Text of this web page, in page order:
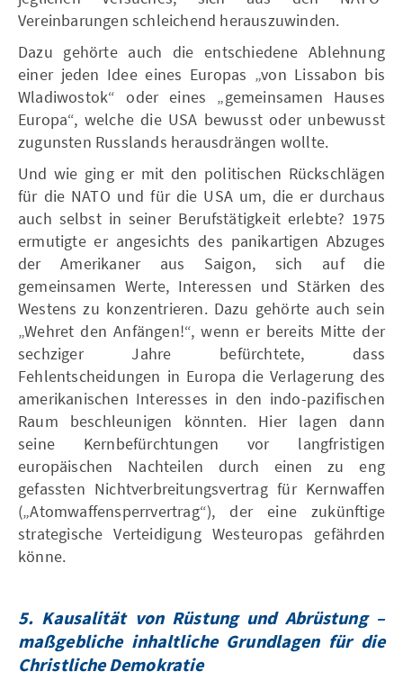
Vereinbarungen schleichend herauszuwinden.
Dazu gehörte auch die entschiedene Ablehnung
einer jeden Idee eines Europas „von Lissabon bis
Wladiwostok“ oder eines „gemeinsamen Hauses
Europa“, welche die USA bewusst oder unbewusst
zugunsten Russlands herausdrängen wollte.
Und wie ging er mit den politischen Rückschlägen
für die NATO und für die USA um, die er durchaus
auch selbst in seiner Berufstätigkeit erlebte? 1975
ermutigte er angesichts des panikartigen Abzuges
der Amerikaner aus Saigon, sich auf die
gemeinsamen Werte, Interessen und Stärken des
Westens zu konzentrieren. Dazu gehörte auch sein
„Wehret den Anfängen!“, wenn er bereits Mitte der
sechziger Jahre befürchtete, dass
Fehlentscheidungen in Europa die Verlagerung des
amerikanischen Interesses in den indo-pazifischen
Raum beschleunigen könnten. Hier lagen dann
seine Kernbefürchtungen vor langfristigen
europäischen Nachteilen durch einen zu eng
gefassten Nichtverbreitungsvertrag für Kernwaffen
(„Atomwaffensperrvertrag“), der eine zukünftige
strategische Verteidigung Westeuropas gefährden
könne.
5. Kausalität von Rüstung und Abrüstung –
maßgebliche inhaltliche Grundlagen für die
Christliche Demokratie